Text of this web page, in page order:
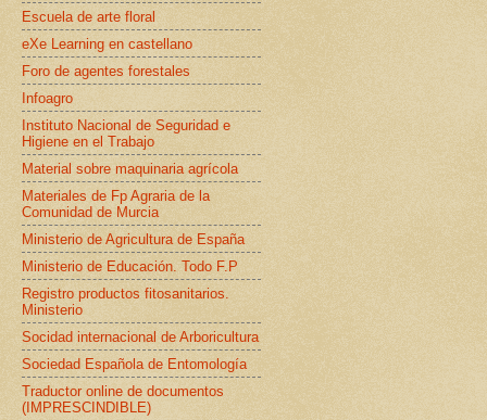
Escuela de arte floral
eXe Learning en castellano
Foro de agentes forestales
Infoagro
Instituto Nacional de Seguridad e
Higiene en el Trabajo
Material sobre maquinaria agrícola
Materiales de Fp Agraria de la
Comunidad de Murcia
Ministerio de Agricultura de España
Ministerio de Educación. Todo F.P
Registro productos fitosanitarios.
Ministerio
Socidad internacional de Arboricultura
Sociedad Española de Entomología
Traductor online de documentos
(IMPRESCINDIBLE)